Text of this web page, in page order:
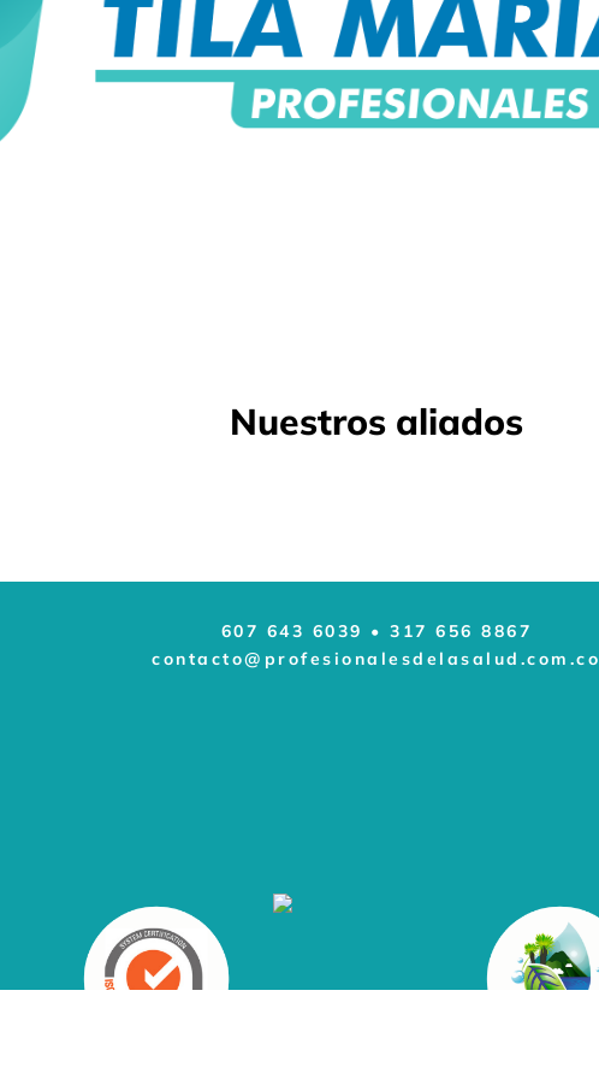
Nuestros aliados
607 643 6039 •317 656 8867
contacto@profesionalesdelasalud.com.co